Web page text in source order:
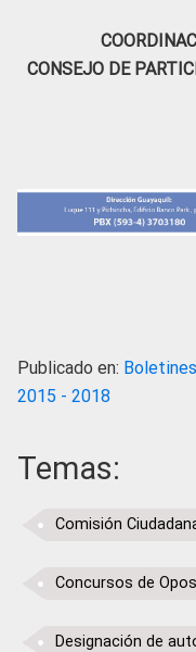
CONSEJO DE
Publicado en:
2015 - 2018
Temas:
Comisión
Concursos de
Designación de